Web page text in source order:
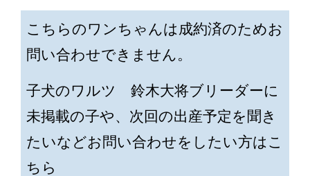
こちらのワンちゃんは成約済のためお
問い合わせできません。
子犬のワルツ 鈴木大将ブリーダーに
未掲載の子や、次回の出産予定を聞き
たいなどお問い合わせをしたい方はこ
ちら